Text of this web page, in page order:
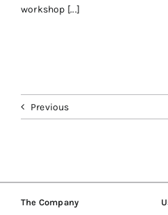
workshop [...]
Previous
The Company